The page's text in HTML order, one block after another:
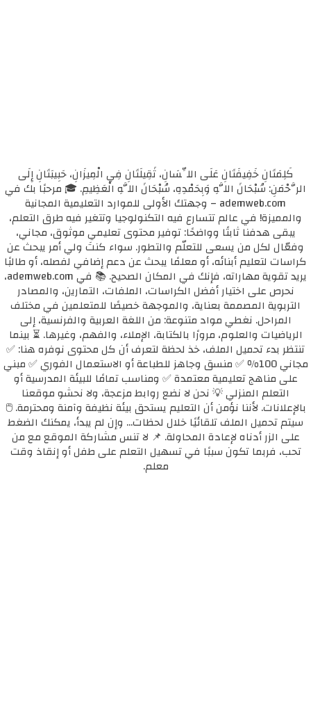
كَلِمَتَانِ خَفِيفَتَانِ عَلَى اللِّسَانِ، ثَقِيلَتَانِ فِي الْمِيزَانِ، حَبِيبَتَانِ إِلَى
الرَّحْمَنِ: سُبْحَانَ اللَّهِ وَبِحَمْدِهِ، سُبْحَانَ اللَّهِ الْعَظِيمِ. 🎓 مرحبًا بك في
ademweb.com – وجهتك الأولى للموارد التعليمية المجانية
والمميزة! في عالم تتسارع فيه التكنولوجيا وتتغير فيه طرق التعلم،
يبقى هدفنا ثابتًا وواضحًا: توفير محتوى تعليمي موثوق، مجاني،
وفعّال لكل من يسعى للتعلّم والتطور. سواء كنتَ ولي أمر يبحث عن
كراسات لتعليم أبنائه، أو معلمًا يبحث عن دعم إضافي لفصله، أو طالبًا
يريد تقوية مهاراته، فإنك في المكان الصحيح. 📚 في ademweb.com،
نحرص على اختيار أفضل الكراسات، الملفات، التمارين، والمصادر
التربوية المصممة بعناية، والموجهة خصيصًا للمتعلمين في مختلف
المراحل. نغطي مواد متنوعة: من اللغة العربية والفرنسية، إلى
الرياضيات والعلوم، مرورًا بالكتابة، الإملاء، والفهم، وغيرها. ⏳ بينما
تنتظر بدء تحميل الملف، خذ لحظة لتعرف أن كل محتوى نوفره هنا: ✅
مجاني 100٪ ✅ منسق وجاهز للطباعة أو الاستعمال الفوري ✅ مبني
على مناهج تعليمية معتمدة ✅ ومناسب تمامًا للبيئة المدرسية أو
التعلم المنزلي 💡 نحن لا نضع روابط مزعجة، ولا نحشو موقعنا
بالإعلانات. لأننا نؤمن أن التعليم يستحق بيئة نظيفة وآمنة ومحترمة. 🖱️
سيتم تحميل الملف تلقائيًا خلال لحظات... وإن لم يبدأ، يمكنك الضغط
على الزر أدناه لإعادة المحاولة. 📌 لا تنس مشاركة الموقع مع من
تحب، فربما تكون سببًا في تسهيل التعلم على طفل أو إنقاذ وقت
معلم.